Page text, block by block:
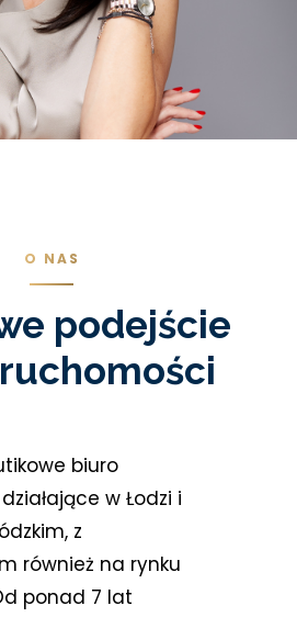
O NAS
podejście
biuro
w Łodzi i
z
również na rynku
ponad 7 lat